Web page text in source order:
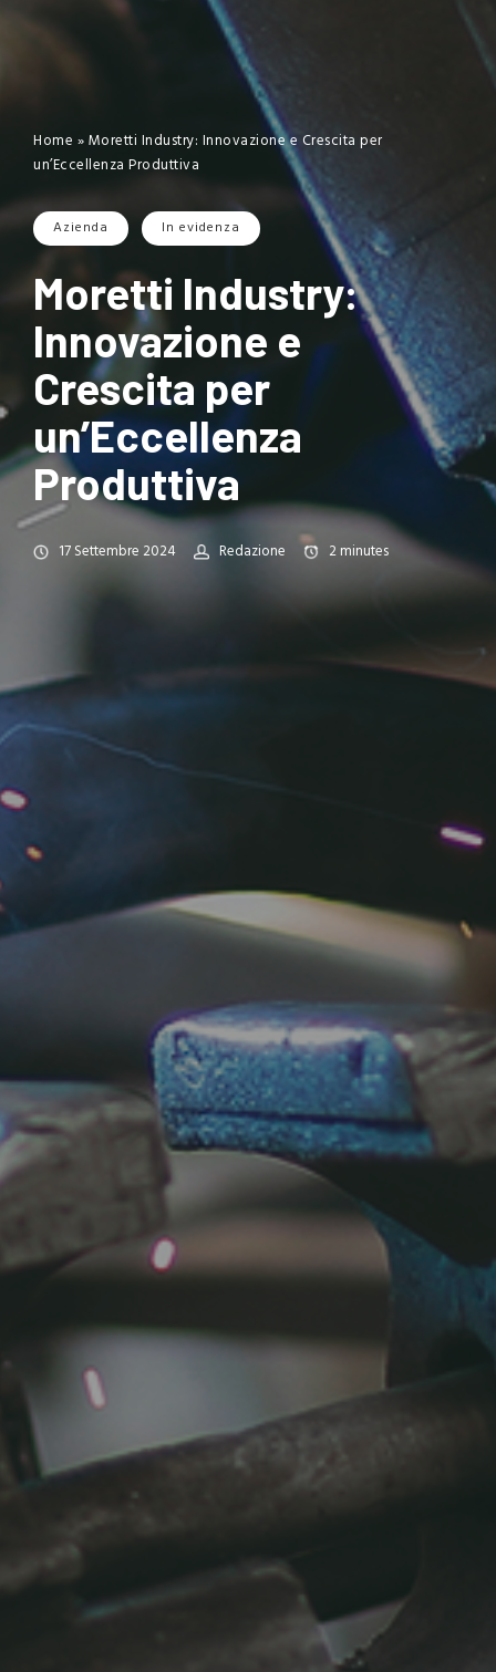
Home »Moretti Industry: Innovazione e Crescita per
un’Eccellenza Produttiva
Azienda In evidenza
Moretti Industry:
Innovazione e
Crescita per
un’Eccellenza
Produttiva
17 Settembre 2024 Redazione 2minutes